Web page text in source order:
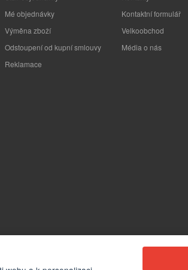
Mé objednávky
Výměna zboží
Odstoupení od kupní smlouvy
Reklamace
Kontaktní formulář
Velkoobchod
Média o nás